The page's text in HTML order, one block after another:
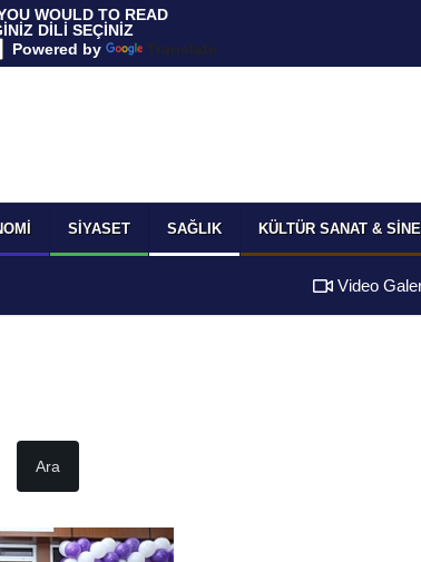
WOULD TO READ
DİLİ SEÇİNİZ
Powered by
Translate
SIYASET SAĞLIK KÜLTÜR SANAT &
Video